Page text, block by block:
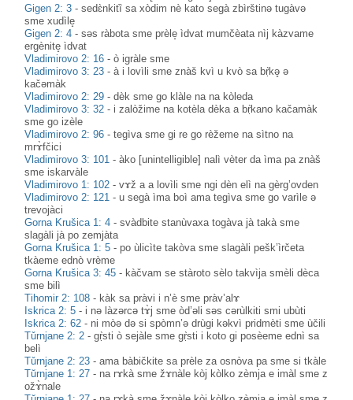
Gigen 2: 3 -sedɛ̀nkitȉ sa xòdim nè kato segà zbìrštinə tugàvə
sme xudìle̝
Gigen 2: 4 -səs ràbota sme prèle̝ ìdvat mumčèata nìj kàzvame
ergènite̝ ìdvat
Vladimirovo 2: 16 -ò igràle sme
Vladimirovo 3: 23 -à i lovìli sme znàš kvì u kvò sa bṛ̀kə̥ ə
kačəmàk
Vladimirovo 2: 29 -dèk sme go klàle na na kòleda
Vladimirovo 3: 32 - i zalòžime na kotèla dèka a bṛ̀kano kačamàk
sme go izèle
Vladimirovo 2: 96 -tegìva sme gi re go rèžeme na sìtno na
mrɤ̀fčici
Vladimirovo 3: 101 -àko [unintelligible] nalì vèter da ìma pa znàš
sme iskarvàle
Vladimirovo 1: 102 -vɤž a a lovìli sme ngi dèn elì na gèrg’ovden
Vladimirovo 2: 121 -u segà ìma boì ama tegìva sme go varìle ə
trevojàci
Gorna Krušica 1: 4 -svàdbite stanùvaxa togàva jà takà sme
slagàli jà po zemjàta
Gorna Krušica 1: 5 -po ùlicìte takòva sme slagàli pešk’ìrčeta
tkàeme ednò vrème
Gorna Krušica 3: 45 - kàčvam se stàroto sèlo takvìja smèli dèca
sme bilì
Tihomir 2: 108 - kàk sa pràvi i n’è sme pràv’alɤ
Iskrica 2: 5 - i nə làzərcə tɤ̀j sme òd’əli səs cərùlkiti smi ubùti
Iskrica 2: 62 - ni mòə də si spòmn’ə drùgi kəkvì pridmèti sme ùčili
Tǔrnjane 2: 2 -gṛ̀sti ò sejàle sme gṛ̀sti i koto gi posèeme ednì sa
belì
Tǔrnjane 2: 23 -ama bàbičkite sa prèle za osnòva pa sme si tkàle
Tŭrnjane 1: 27 - na rɤkà sme žɤnàle kòj kòlko zèmja e imàl sme z
ožɤ̀nale